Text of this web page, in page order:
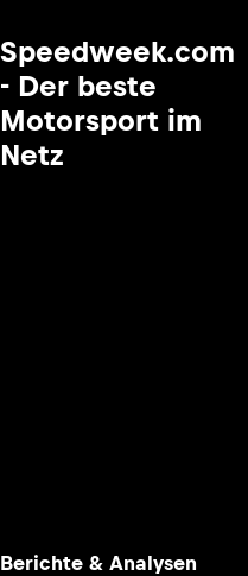
Speedweek.com
- Der beste
Motorsport im
Netz
Berichte & Analysen